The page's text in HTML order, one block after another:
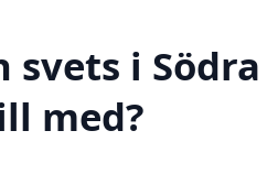
svets i Södra
med?